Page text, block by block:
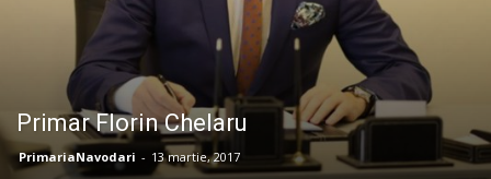
Primar Florin Chelaru
PrimariaNavodari - 13 martie, 2017